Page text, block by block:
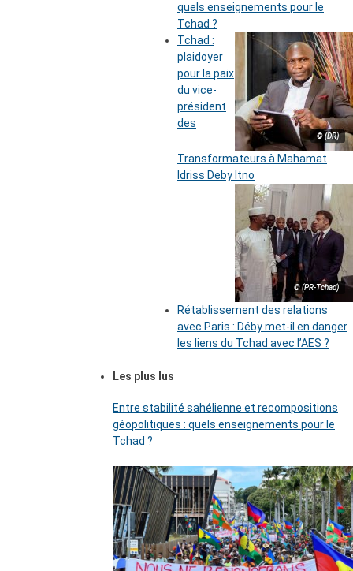
quels enseignements pour le
Tchad ?
© (DR)
Tchad :
plaidoyer
pour la paix
du vice-
président
des
Transformateurs à Mahamat
Idriss Deby Itno
© (PR-Tchad)
Rétablissement des relations
avec Paris : Déby met-il en danger
les liens du Tchad avec l’AES ?
Les plus lus
Entre stabilité sahélienne et recompositions
géopolitiques : quels enseignements pour le
Tchad ?